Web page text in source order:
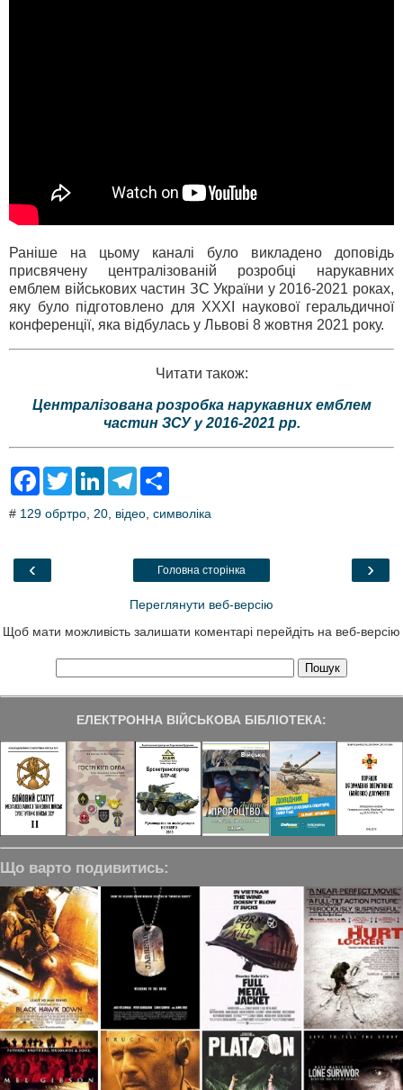
Раніше на цьому каналі було викладено доповідь
присвячену централізованій розробці нарукавних
емблем військових частин ЗС України у 2016-2021 роках,
яку було підготовлено для XXXI наукової геральдичної
конференції, яка відбулась у Львові 8 жовтня 2021 року.
Читати також:
Централізована розробка нарукавних емблем
частин ЗСУ у 2016-2021 рр.
F
e
o
T
t
L
k
T
e
a
r
# 129 обртро, 20, відео, символіка
‹ ›
Головна сторінка
Переглянути веб-версію
Щоб мати можливість залишати коментарі перейдіть на веб-версію
ЕЛЕКТРОННА ВІЙСЬКОВА БІБЛІОТЕКА:
Що варто подивитись: